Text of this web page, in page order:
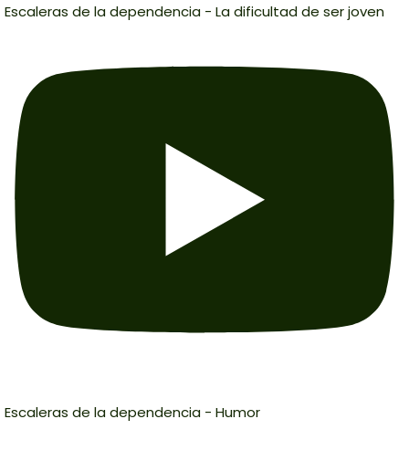
Escaleras de la dependencia - La dificultad de ser joven
Escaleras de la dependencia - Humor